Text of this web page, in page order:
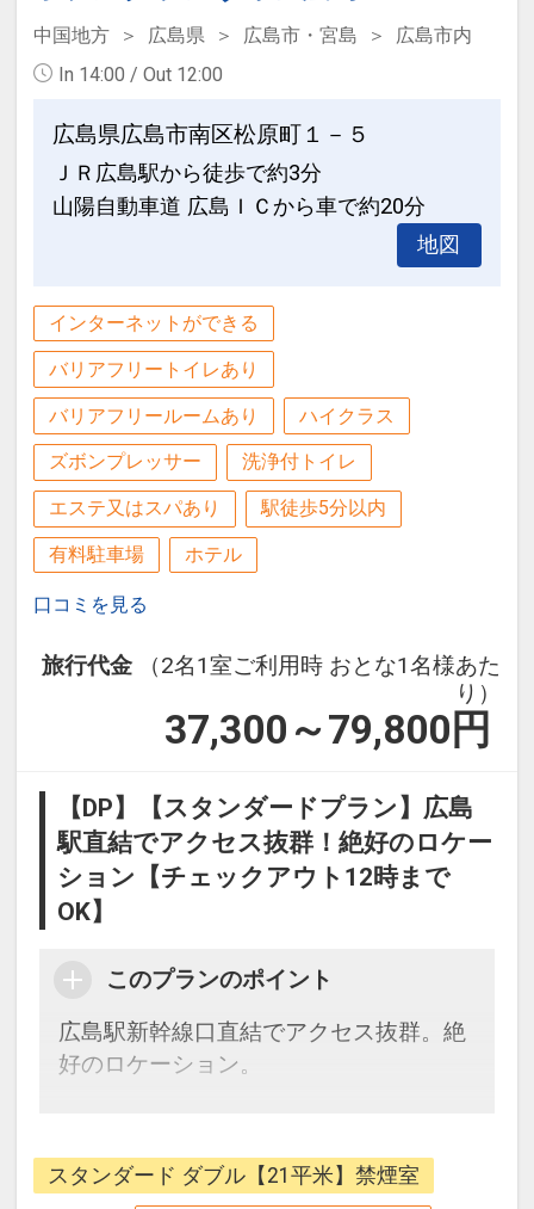
【駐車場料金改定のお知らせ】
・2024年12月31日まで 1泊：1300円
（地下駐車場90台・高さ制限1.5M 22：
00以降のご利用の場合はフロントまでご
連絡ください）
設定期間：2021年12月27日～2027年1
インターネットコース番号：DP-2-
200000005697
設定期間：2021年12月27日～2027年1
月31日
インターネットコース番号：DP-2-
200000005696
中国地方 広島県 広島市・宮島
広島市内
In 14:00 / Out 12:00
広島県広島市南区松原町１－５
ＪＲ広島駅から徒歩で約3分
山陽自動車道 広島ＩＣから車で約20分
地図
インターネットができる
バリアフリートイレあり
バリアフリールームあり ハイクラス
ズボンプレッサー 洗浄付トイレ
エステ又はスパあり 駅徒歩5分以内
有料駐車場 ホテル
口コミを見る
旅行代金
（2名1室ご利用時 おとな1名様あた
り）
37,300～79,800 円
【DP】【スタンダードプラン】広島
駅直結でアクセス抜群！絶好のロケー
ション【チェックアウト12時まで
OK】
このプランのポイント
広島駅新幹線口直結でアクセス抜群。絶
好のロケーション。
扉を開けたその瞬間から始まる優雅なプ
ライベートタイム。シックな雰囲気のイ
スタンダード ダブル【21平米】禁煙室